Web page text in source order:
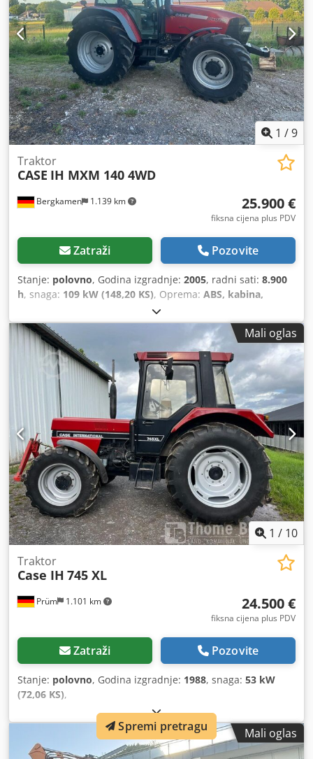
1 /9
Bergkamen 1.139 km
Traktor
CASE IH MXM 140 4WD
25.900 €
fiksna cijena plus PDV
Zatraži Pozovite
Stanje: polovno, Godina izgradnje: 2005, radni sati: 8.900
h, snaga: 109 kW (148,20 KS), Oprema: ABS, kabina,
klima-uređaj, pogon na sve točkove
Mali oglas
1 / 10
Prüm 1.101 km
Traktor
Case IH 745 XL
24.500 €
fiksna cijena plus PDV
Zatraži Pozovite
Stanje: polovno, Godina izgradnje: 1988, snaga: 53 kW
(72,06 KS),
Mali oglas
Spremi pretragu